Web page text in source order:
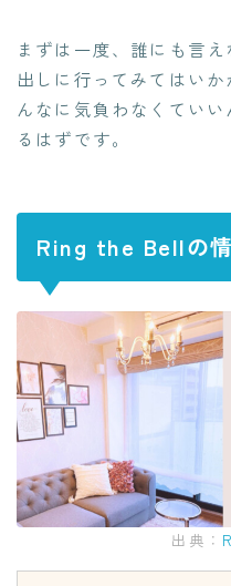
まずは一度、誰にも言
出しに行ってみてはい
んなに気負わなくてい
るはずです。
Ring the Bellの
出典：